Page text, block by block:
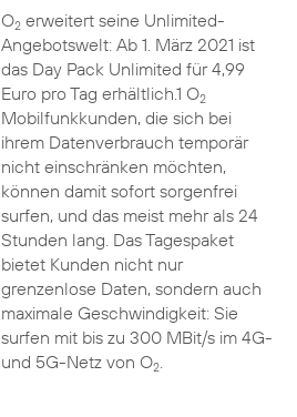
O2erweitert seine Unlimited-
Angebotswelt: Ab 1. März 2021 ist
das Day Pack Unlimited für 4,99
Euro pro Tag erhältlich.1 O2
Mobilfunkkunden, die sich bei
ihrem Datenverbrauch temporär
nicht einschränken möchten,
können damit sofort sorgenfrei
surfen, und das meist mehr als 24
Stunden lang. Das Tagespaket
bietet Kunden nicht nur
grenzenlose Daten, sondern auch
maximale Geschwindigkeit: Sie
surfen mit bis zu 300 MBit/s im 4G-
und 5G-Netz von O2.